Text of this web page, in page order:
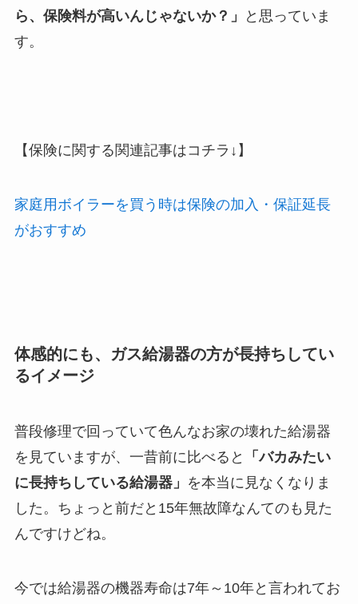
ら、保険料が高いんじゃないか？」
と思っていま
す。
【保険に関する関連記事はコチラ↓】
家庭用ボイラーを買う時は保険の加入・保証延長
がおすすめ
体感的にも、ガス給湯器の方が長持ちしてい
るイメージ
普段修理で回っていて色んなお家の壊れた給湯器
を見ていますが、一昔前に比べると
「バカみたい
に長持ちしている給湯器」 を本当に見なくなりま
した。ちょっと前だと15年無故障なんてのも見た
んですけどね。
今では給湯器の機器寿命は7年～10年と言われてお